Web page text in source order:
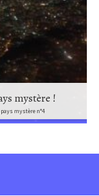
mystère !
mystère n°4